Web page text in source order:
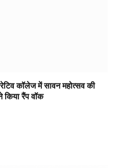
कॉलेज में सावन महोत्सव की
किया रैंप वॉक